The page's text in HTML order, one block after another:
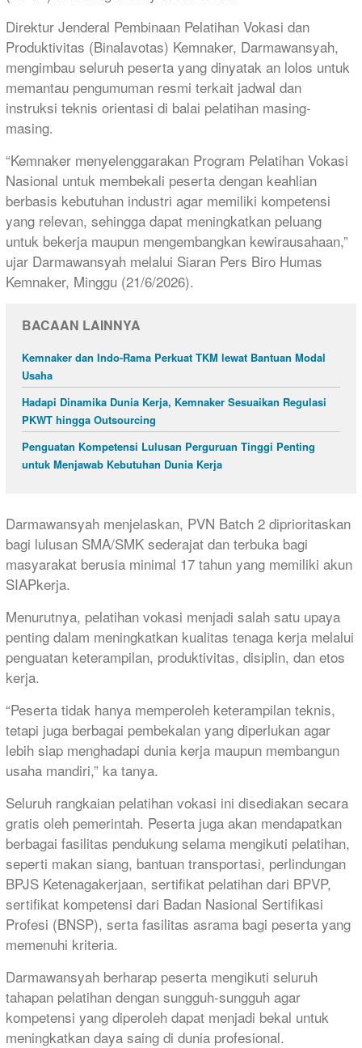
Direktur Jenderal Pembinaan Pelatihan Vokasi dan
Produktivitas (Binalavotas) Kemnaker, Darmawansyah,
mengimbau seluruh peserta yang dinyatak an lolos untuk
memantau pengumuman resmi terkait jadwal dan
instruksi teknis orientasi di balai pelatihan masing-
masing.
“Kemnaker menyelenggarakan Program Pelatihan Vokasi
Nasional untuk membekali peserta dengan keahlian
berbasis kebutuhan industri agar memiliki kompetensi
yang relevan, sehingga dapat meningkatkan peluang
untuk bekerja maupun mengembangkan kewirausahaan,”
ujar Darmawansyah melalui Siaran Pers Biro Humas
Kemnaker, Minggu (21/6/2026).
BACAAN LAINNYA
Kemnaker dan Indo-Rama Perkuat TKM lewat Bantuan Modal
Usaha
Hadapi Dinamika Dunia Kerja, Kemnaker Sesuaikan Regulasi
PKWT hingga Outsourcing
Penguatan Kompetensi Lulusan Perguruan Tinggi Penting
untuk Menjawab Kebutuhan Dunia Kerja
Darmawansyah menjelaskan, PVN Batch 2 diprioritaskan
bagi lulusan SMA/SMK sederajat dan terbuka bagi
masyarakat berusia minimal 17 tahun yang memiliki akun
SIAPkerja.
Menurutnya, pelatihan vokasi menjadi salah satu upaya
penting dalam meningkatkan kualitas tenaga kerja melalui
penguatan keterampilan, produktivitas, disiplin, dan etos
kerja.
“Peserta tidak hanya memperoleh keterampilan teknis,
tetapi juga berbagai pembekalan yang diperlukan agar
lebih siap menghadapi dunia kerja maupun membangun
usaha mandiri,” ka tanya.
Seluruh rangkaian pelatihan vokasi ini disediakan secara
gratis oleh pemerintah. Peserta juga akan mendapatkan
berbagai fasilitas pendukung selama mengikuti pelatihan,
seperti makan siang, bantuan transportasi, perlindungan
BPJS Ketenagakerjaan, sertifikat pelatihan dari BPVP,
sertifikat kompetensi dari Badan Nasional Sertifikasi
Profesi (BNSP), serta fasilitas asrama bagi peserta yang
memenuhi kriteria.
Darmawansyah berharap peserta mengikuti seluruh
tahapan pelatihan dengan sungguh-sungguh agar
kompetensi yang diperoleh dapat menjadi bekal untuk
meningkatkan daya saing di dunia profesional.